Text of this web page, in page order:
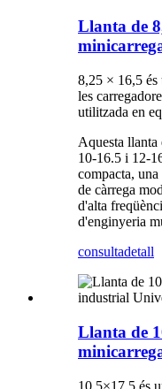
Llanta de
8,25 × 16,5 és
les
utilitzada en
Aquesta llanta
10-16.5 i 12-
compacta,
de càrrega
d'alta
d'enginyeria
consultadetall
Llanta de
10.5×17.5 és